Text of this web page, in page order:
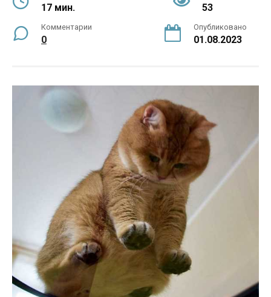
17 мин. 53
Комментарии
0
Опубликовано
01.08.2023